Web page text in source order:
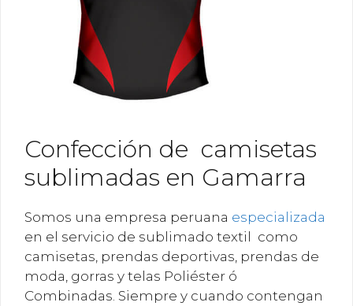
Confección de camisetas
sublimadas en Gamarra
Somos una empresa peruana especializada
en el servicio de sublimado textil como
camisetas, prendas deportivas, prendas de
moda, gorras y telas Poliéster ó
Combinadas. Siempre y cuando contengan